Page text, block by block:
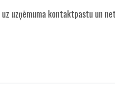
uzņēmuma kontaktpastu un